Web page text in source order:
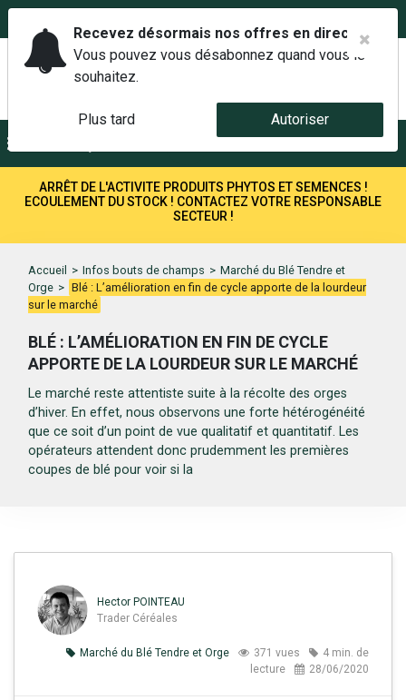
ARRÊT DE L'ACTIVITE PRODUITS PHYTOS ET SEMENCES !
ECOULEMENT DU STOCK ! CONTACTEZ VOTRE RESPONSABLE
SECTEUR !
Accueil > Infos bouts de champs > Marché du Blé Tendre et
Orge > Blé : L’amélioration en fin de cycle apporte de la lourdeur
sur le marché
BLÉ : L’AMÉLIORATION EN FIN DE CYCLE
APPORTE DE LA LOURDEUR SUR LE MARCHÉ
Le marché reste attentiste suite à la récolte des orges
d’hiver. En effet, nous observons une forte hétérogénéité
que ce soit d’un point de vue qualitatif et quantitatif. Les
opérateurs attendent donc prudemment les premières
coupes de blé pour voir si la
Hector POINTEAU
Trader Céréales
Marché du Blé Tendre et Orge 371 vues
4 min. de
lecture
28/06/2020
Recevez désormais nos offres en direct.
Vous pouvez vous désabonnez quand vous le
souhaitez.
Plus tard Autoriser